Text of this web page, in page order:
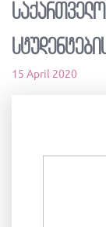
15 April 2020